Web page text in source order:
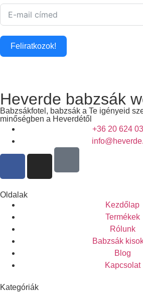
Feliratkozok!
Heverde babzsák
Babzsákfotel, babzsák a Te igényeid
minőségben a Heverdétől
+36 20 624
Oldalak
Kezdőlap
Termékek
Rólunk
Babzsák
Blog
Kapcsolat
Kategóriák